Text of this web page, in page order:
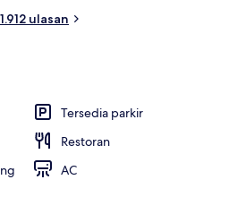
ulasan
Tersedia parkir
Restoran
AC